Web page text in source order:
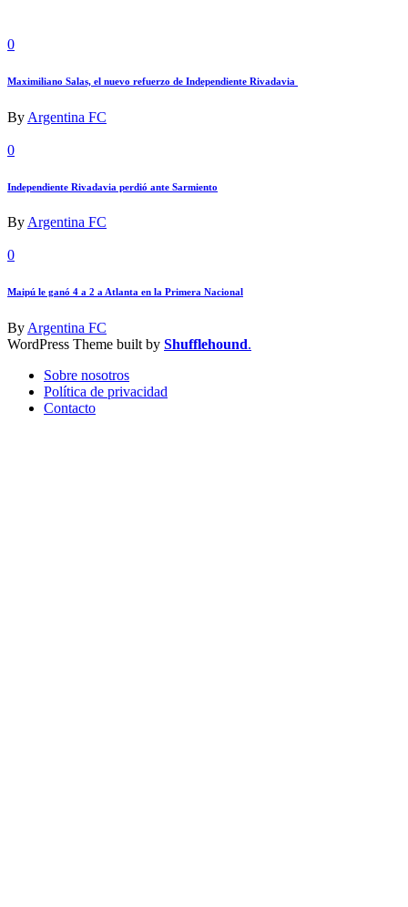
0
Maximiliano Salas, el nuevo refuerzo de Independiente Rivadavia
By Argentina FC
0
Independiente Rivadavia perdió ante Sarmiento
ByArgentina FC
0
Maipú le ganó 4 a 2 a Atlanta en la Primera Nacional
ByArgentina FC
WordPress Theme built by Shufflehound.
Sobre nosotros
Política de privacidad
Contacto